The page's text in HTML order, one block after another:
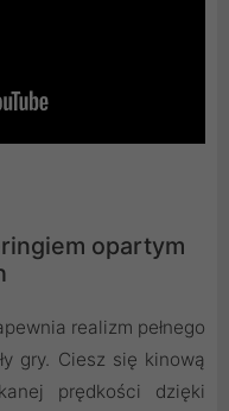
opartym
realizm pełnego
gry. Ciesz się kinową
prędkości dzięki